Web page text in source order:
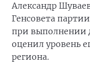
Александр
Генсовета
при выполнении
оценил уровень
региона.